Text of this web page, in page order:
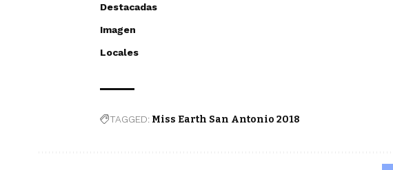
Destacadas
Imagen
Locales
TAGGED: Miss Earth San Antonio 2018